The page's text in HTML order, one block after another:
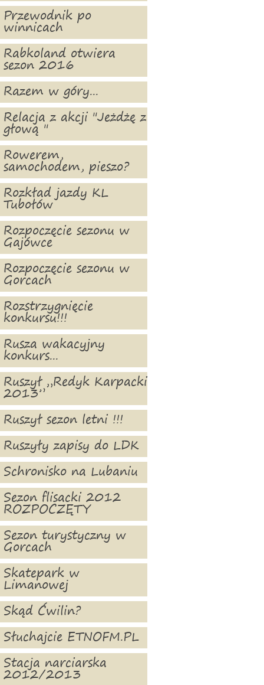
Przewodnik po
winnicach
Rabkoland otwiera
sezon 2016
Razem w góry...
Relacja z akcji "Jeżdżę z
głową "
Rowerem,
samochodem, pieszo?
Rozkład jazdy KL
Tubołów
Rozpoczęcie sezonu w
Gajówce
Rozpoczęcie sezonu w
Gorcach
Rozstrzygnięcie
konkursu!!!
Rusza wakacyjny
konkurs...
Ruszył „Redyk Karpacki
2013”
Ruszył sezon letni !!!
Ruszyły zapisy do LDK
Schronisko na Lubaniu
Sezon flisacki 2012
ROZPOCZĘTY
Sezon turystyczny w
Gorcach
Skatepark w
Limanowej
Skąd Ćwilin?
Słuchajcie ETNOFM.PL
Stacja narciarska
2012/2013